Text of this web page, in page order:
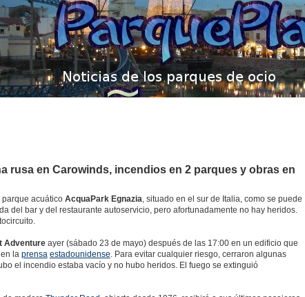
rusa en Carowinds, incendios en 2 parques y obras en
acuático AcquaPark Egnazia, situado en el sur de Italia, como se puede
del bar y del restaurante autoservicio, pero afortunadamente no hay heridos.
Adventureayer (sábado 23 de mayo) después de las 17:00 en un edificio que
la prensa estadounidense. Para evitar cualquier riesgo, cerraron algunas
el incendio estaba vacío y no hubo heridos. El fuego se extinguió